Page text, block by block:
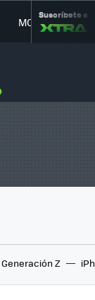
MOVILIDAD
Suscríbete a
Generación Z